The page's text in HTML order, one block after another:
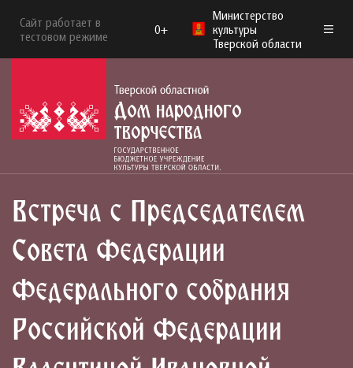
Сайт работает в
тестовом режиме
0+
Министерство
культуры
Тверской области
Встреча с Председателем
Совета Федерации
Федерального собрания
Российской Федерации